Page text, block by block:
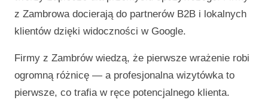
z Zambrowa docierają do partnerów B2B i lokalnych
klientów dzięki widoczności w Google.
Firmy z Zambrów wiedzą, że pierwsze wrażenie robi
ogromną różnicę — a profesjonalna wizytówka to
pierwsze, co trafia w ręce potencjalnego klienta.